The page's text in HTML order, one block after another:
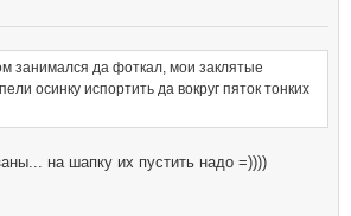
занимался да фоткал, мои заклятые
осинку испортить да вокруг пяток тонких
на шапку их пустить надо =))))